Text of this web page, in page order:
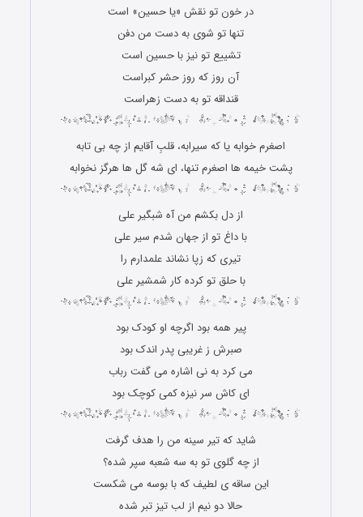
در خون تو نقش «یا حسین» است
تنها تو شوی به دست من دفن
تشییع تو نیز با حسین است
آن روز که روز حشر کبراست
قنداقه تو به دست زهراست
اصغرم خوابه یا که سیرابه، قلبِ آقایم از چه بی تابه
پشت خیمه ها اصغرم تنها، ای شه گل ها هرگز نخوابه
از دل بکشم من آه شبگیر علی
با داغ تو از جهان شدم سیر علی
تیری که زپا نشاند علمدارم را
با حلق تو کرده کار شمشیر علی
پیر همه بود اگرچه او کودک بود
صبرش ز غریبی پدر اندک بود
می کرد به نی اشاره می گفت رباب
ای کاش سر نیزه کمی کوچک بود
شاید که تیر سینه من را هدف گرفت
از چه گلوی تو به سه شعبه سپر شده؟
این ساقه ی لطیف که با بوسه می شکست
حالا دو نیم از لب تیز تبر شده